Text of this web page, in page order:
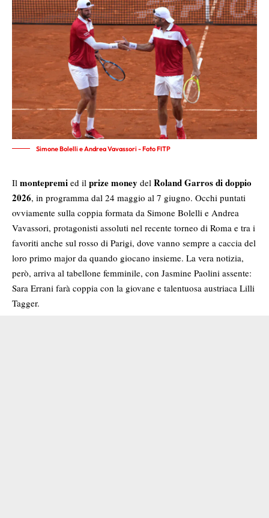
Simone Bolelli e Andrea Vavassori - Foto FITP
Il montepremi ed il prize money del Roland Garrosdi doppio
2026, in programma dal 24 maggio al 7 giugno. Occhi puntati
ovviamente sulla coppia formata da Simone Bolelli e Andrea
Vavassori, protagonisti assoluti nel recente torneo di Roma e tra i
favoriti anche sul rosso di Parigi, dove vanno sempre a caccia del
loro primo major da quando giocano insieme. La vera notizia,
però, arriva al tabellone femminile, con Jasmine Paolini assente:
Sara Errani farà coppia con la giovane e talentuosa austriaca Lilli
Tagger.